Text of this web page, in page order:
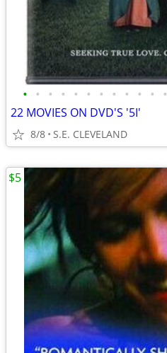
• • • • • • • • • • • •
22 MOVIES ON DVD'S '5I'
8/8 S.E. CLEVELAND
$5